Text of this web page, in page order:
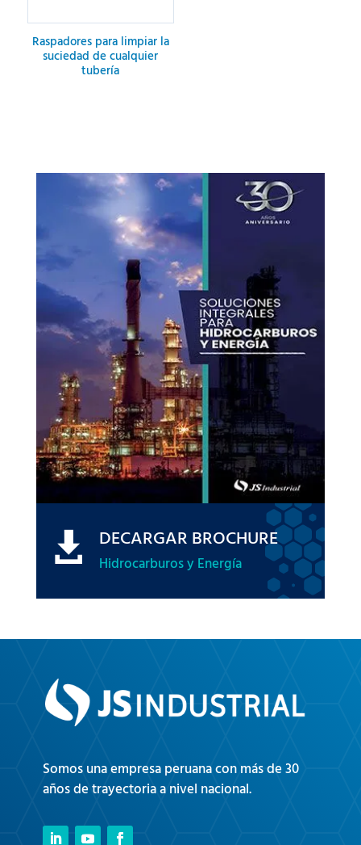
Raspadores para limpiar la
suciedad de cualquier
tubería
 DECARGAR BROCHURE
Hidrocarburos y Energía
Somos una empresa peruana con más de 30
años de trayectoria a nivel nacional.